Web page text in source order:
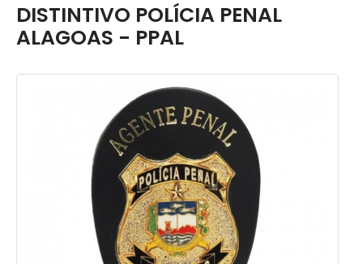
DISTINTIVO POLÍCIA PENAL
ALAGOAS - PPAL